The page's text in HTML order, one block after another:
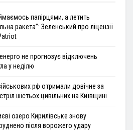
папірцями, а летить
ракета”: Зеленський про ліцензії
не прогнозує відключень
у неділю
рф отримали довічне за
шістьох цивільних на Київщині
озеро Кирилівське знову
після ворожего удару